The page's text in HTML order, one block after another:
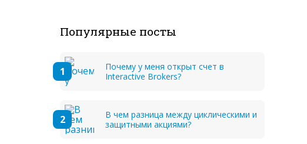
Популярные посты
Почему у меня открыт счет в
Interactive Brokers?
В чем разница между циклическими и
защитными акциями?